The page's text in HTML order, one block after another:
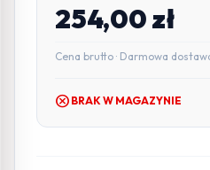
254,00zł
Cena brutto · Darmowa
cancel BRAK W MAGAZYNIE